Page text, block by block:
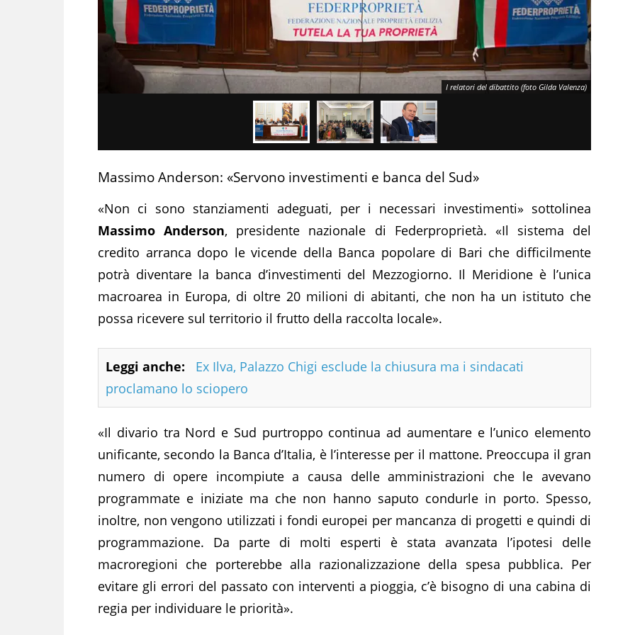
I relatori del dibattito (foto Gilda Valenza)
Massimo Anderson: «Servono investimenti e banca del Sud»
«Non ci sono stanziamenti adeguati, per i necessari investimenti» sottolinea
Massimo Anderson, presidente nazionale di Federproprietà. «Il sistema del
credito arranca dopo le vicende della Banca popolare di Bari che difficilmente
potrà diventare la banca d’investimenti del Mezzogiorno. Il Meridione è l’unica
macroarea in Europa, di oltre 20 milioni di abitanti, che non ha un istituto che
possa ricevere sul territorio il frutto della raccolta locale».
Leggi anche:
Ex Ilva, Palazzo Chigi esclude la chiusura ma i sindacati
proclamano lo sciopero
«Il divario tra Nord e Sud purtroppo continua ad aumentare e l’unico elemento
unificante, secondo la Banca d’Italia, è l’interesse per il mattone. Preoccupa il gran
numero di opere incompiute a causa delle amministrazioni che le avevano
programmate e iniziate ma che non hanno saputo condurle in porto. Spesso,
inoltre, non vengono utilizzati i fondi europei per mancanza di progetti e quindi di
programmazione. Da parte di molti esperti è stata avanzata l’ipotesi delle
macroregioni che porterebbe alla razionalizzazione della spesa pubblica. Per
evitare gli errori del passato con interventi a pioggia, c’è bisogno di una cabina di
regia per individuare le priorità».